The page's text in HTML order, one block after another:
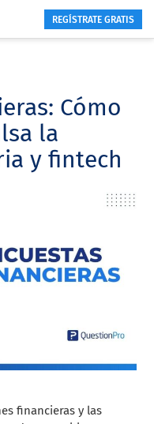
REGÍSTRATE GRATIS
Cómo
la
y fintech
financieras y las